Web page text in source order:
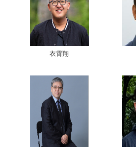
衣霄翔